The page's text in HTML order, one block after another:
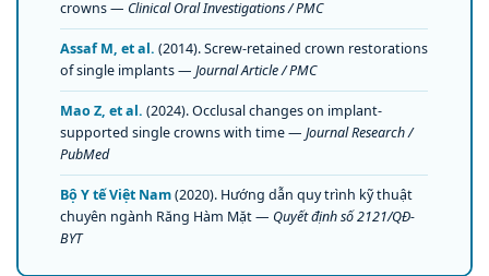
crowns — Clinical Oral Investigations / PMC
Assaf M, et al. (2014). Screw-retained crown restorations
of single implants — Journal Article / PMC
Mao Z, et al. (2024). Occlusal changes on implant-
supported single crowns with time — Journal Research /
PubMed
Bộ Y tế Việt Nam(2020). Hướng dẫn quy trình kỹ thuật
chuyên ngành Răng Hàm Mặt — Quyết định số 2121/QĐ-
BYT